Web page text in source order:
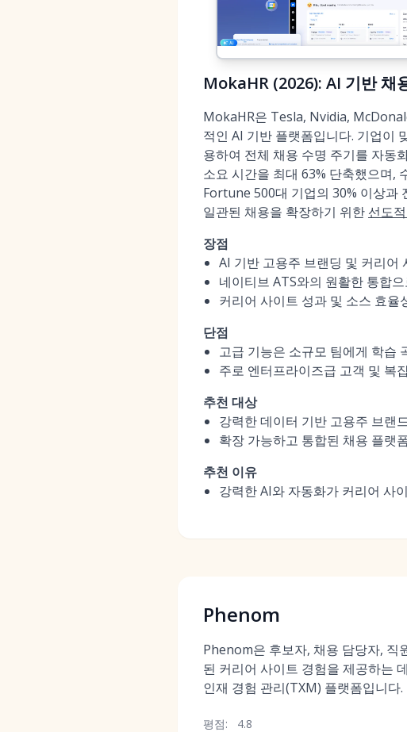
MokaHR (2026): AI 기반 채
MokaHR은 Tesla, Nvidia,
적인 AI 기반 플랫폼입니다. 기업이
용하여 전체 채용 수명 주기를 자동
소요 시간을 최대 63% 단축했으며,
Fortune 500대 기업의 30% 이상과
일관된 채용을 확장하기 위한 선도
장점
AI 기반 고용주 브랜딩 및 커리어
네이티브 ATS와의 원활한 통합
커리어 사이트 성과 및 소스 효율
단점
고급 기능은 소규모 팀에게 학습
주로 엔터프라이즈급 고객 및 복
추천 대상
강력한 데이터 기반 고용주 브랜
확장 가능하고 통합된 채용 플랫
추천 이유
강력한 AI와 자동화가 커리어 사
Phenom
Phenom은 후보자, 채용 담당자, 직
된 커리어 사이트 경험을 제공하는
인재 경험 관리(TXM) 플랫폼입니다.
평점: 4.8